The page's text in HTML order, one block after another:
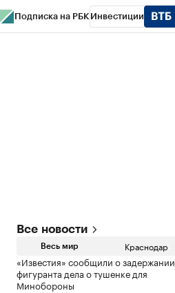
Подписка на РБК Инвестиции
Все новости
Весь мир Краснодар
«Известия» сообщили о задержании
фигуранта дела о тушенке для
Минобороны